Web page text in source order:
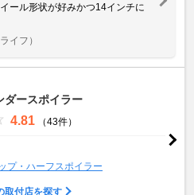
ール形状が好みかつ14インチに
イフ）
ダースポイラー
4.81 （43件）
プ・ハーフスポイラー
取付店を探す